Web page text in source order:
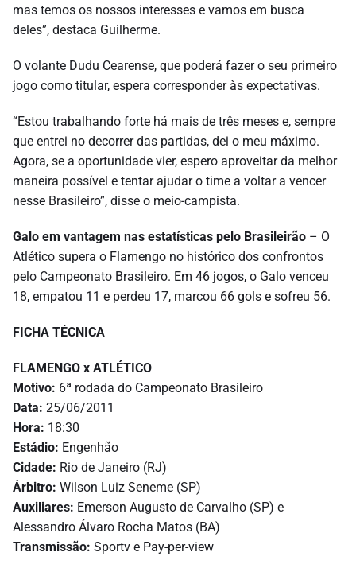
mas temos os nossos interesses e vamos em busca
deles”, destaca Guilherme.
O volante Dudu Cearense, que poderá fazer o seu primeiro
jogo como titular, espera corresponder às expectativas.
“Estou trabalhando forte há mais de três meses e, sempre
que entrei no decorrer das partidas, dei o meu máximo.
Agora, se a oportunidade vier, espero aproveitar da melhor
maneira possível e tentar ajudar o time a voltar a vencer
nesse Brasileiro”, disse o meio-campista.
Galo em vantagem nas estatísticas pelo Brasileirão – O
Atlético supera o Flamengo no histórico dos confrontos
pelo Campeonato Brasileiro. Em 46 jogos, o Galo venceu
18, empatou 11 e perdeu 17, marcou 66 gols e sofreu 56.
FICHA TÉCNICA
FLAMENGO x ATLÉTICO
Motivo: 6ª rodada do Campeonato Brasileiro
Data: 25/06/2011
Hora: 18:30
Estádio: Engenhão
Cidade: Rio de Janeiro (RJ)
Árbitro: Wilson Luiz Seneme (SP)
Auxiliares: Emerson Augusto de Carvalho (SP) e
Alessandro Álvaro Rocha Matos (BA)
Transmissão: Sportv e Pay-per-view